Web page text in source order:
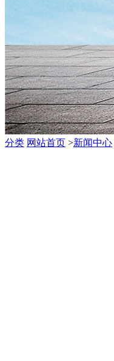
分类 网站首页 >新闻中心